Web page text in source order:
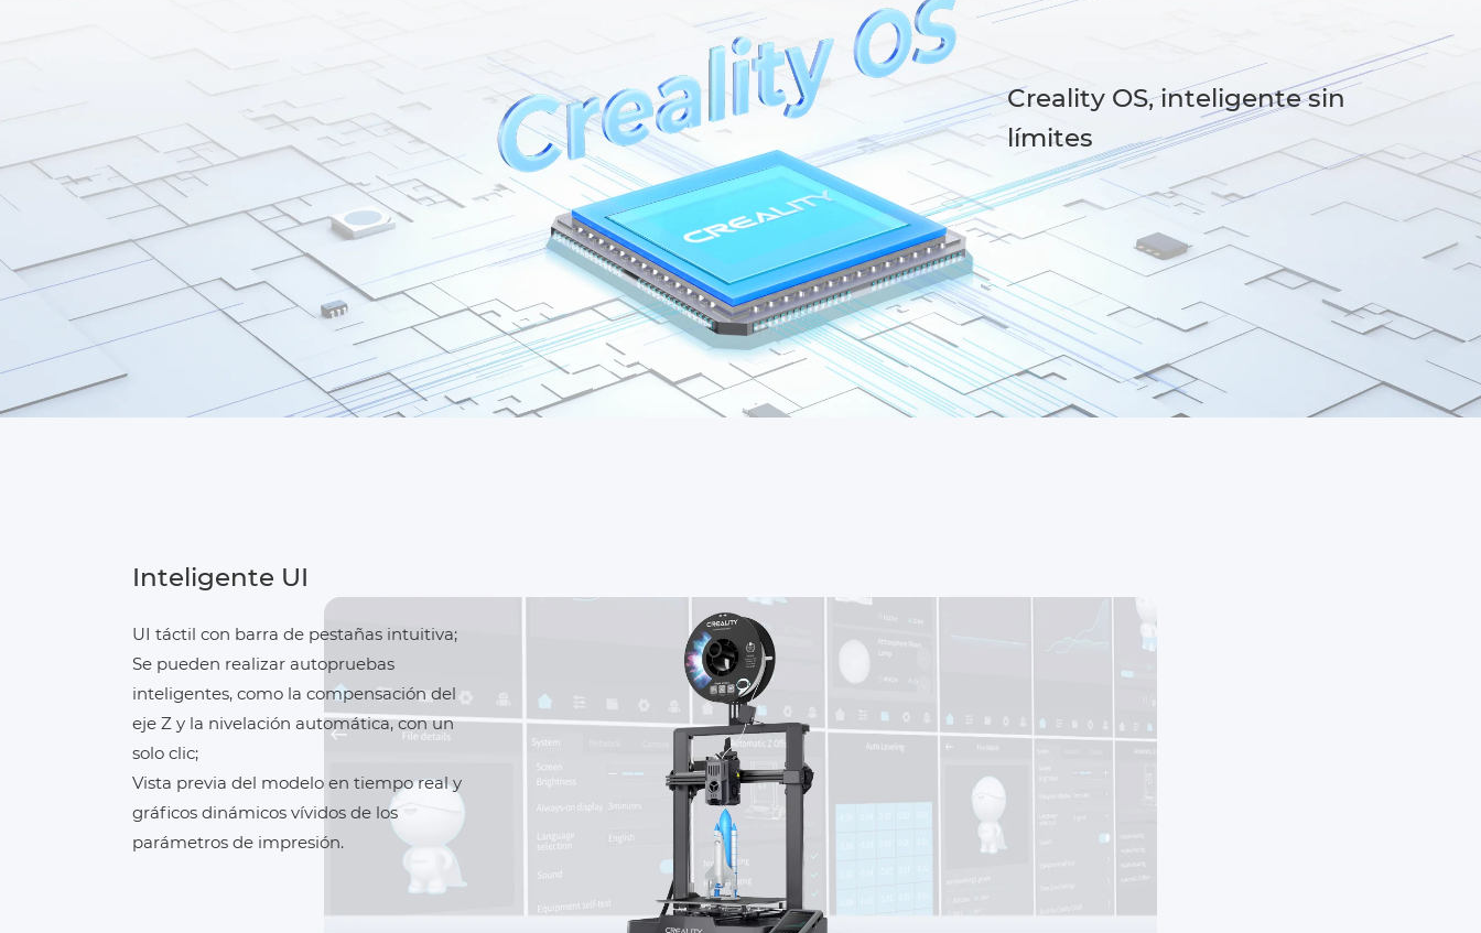
Creality OS, inteligente sin
límites
Inteligente UI
UI táctil con barra de pestañas intuitiva;
Se pueden realizar autopruebas
inteligentes, como la compensación del
eje Z y la nivelación automática, con un
solo clic;
Vista previa del modelo en tiempo real y
gráficos dinámicos vívidos de los
parámetros de impresión.